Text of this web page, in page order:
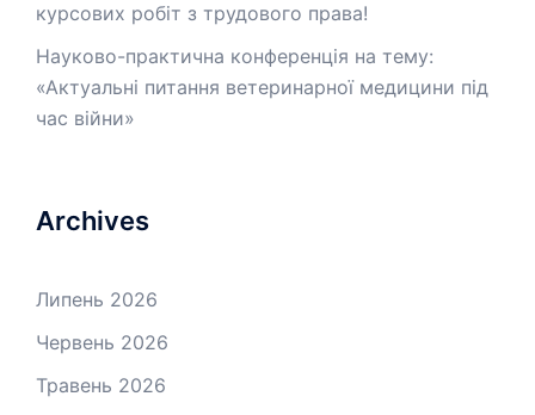
курсових робіт з трудового права!
Науково-практична конференція на тему:
«Актуальні питання ветеринарної медицини під
час війни»
Archives
Липень 2026
Червень 2026
Травень 2026